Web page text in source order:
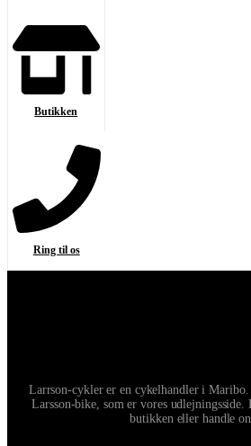
Butikken
Ring til os
Larrson-cykler er en cykelhandler i Maribo.
Larsson-bike, som er vores
butikken eller handle